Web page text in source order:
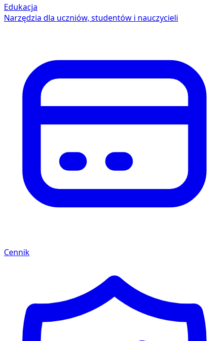
Edukacja
Narzędzia dla uczniów, studentów i nauczycieli
Cennik